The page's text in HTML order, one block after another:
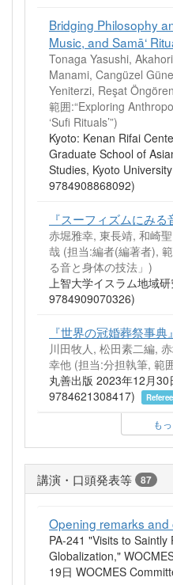
Bridging Philosophy
Music, and Samā‘
Tonaga Yasushi,
Manami, Cangüzel
Yeniterzi, Reşat
範囲:“Exploring
‘Sufi Rituals’”)
Kyoto: Kenan Rifai
Graduate School of
Studies, Kyoto
9784908868092)
『スーフィズムにみる
赤堀雅幸, 東長靖, 和崎
哉 (担当:編者(編著者),
る音と身体の技法」)
上智大学イスラム地域
9784909070326)
『世界の冠婚葬祭事典』
川田牧人, 松田素二編,
幸他 (担当:分担執筆, 範
丸善出版 2023年12月30
9784621308417)
も
講演・口頭発表等 87
Opening remarks and
PA-241 "Visits to
Globalization,"
19日 WOCMES